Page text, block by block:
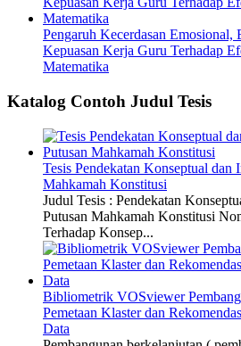
Pengaruh Kecerdasan
Kepuasan Kerja Guru Terhadap
Matematika
Katalog Contoh Judul Tesis
Tesis Pendekatan Konseptual
Mahkamah Konstitusi
Judul Tesis : Pendekatan
Putusan Mahkamah Konstitusi
Terhadap Konsep...
Bibliometrik VOSviewer
Pemetaan Klaster dan
Data